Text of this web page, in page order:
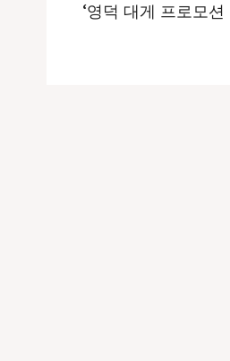
‘영덕 대게 프로모